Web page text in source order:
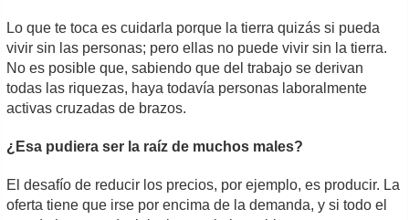
Lo que te toca es cuidarla porque la tierra quizás si pueda
vivir sin las personas; pero ellas no puede vivir sin la tierra.
No es posible que, sabiendo que del trabajo se derivan
todas las riquezas, haya todavía personas laboralmente
activas cruzadas de brazos.
¿Esa pudiera ser la raíz de muchos males?
El desafío de reducir los precios, por ejemplo, es producir. La
oferta tiene que irse por encima de la demanda, y si todo el